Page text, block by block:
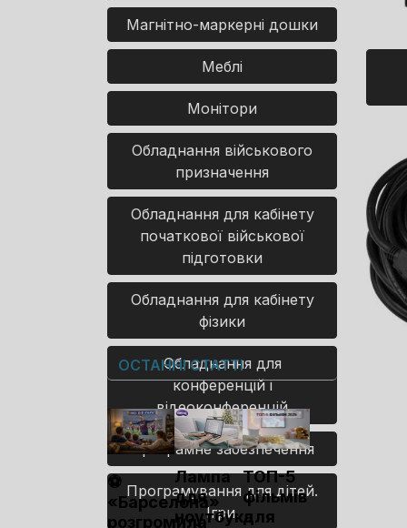
Магнітно-маркерні дошки
Меблі
Монітори
Обладнання військового
призначення
Обладнання для кабінету
початкової військової
підготовки
Обладнання для кабінету
фізики
Обладнання для
конференцій і
відеоконференцій
Програмне забезпечення
Програмування для дітей.
Ігри.
ОСТАННІ СТАТТІ
⚽
«Барселона»
розгромила
Лампа
для
ноутбука
ТОП-5
фільмів
для